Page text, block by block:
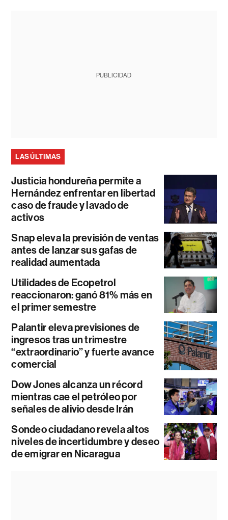
PUBLICIDAD
LAS ÚLTIMAS
Justicia hondureña permite a
Hernández enfrentar en libertad
caso de fraude y lavado de
activos
Snap eleva la previsión de ventas
antes de lanzar sus gafas de
realidad aumentada
Utilidades de Ecopetrol
reaccionaron: ganó 81% más en
el primer semestre
Palantir eleva previsiones de
ingresos tras un trimestre
“extraordinario” y fuerte avance
comercial
Dow Jones alcanza un récord
mientras cae el petróleo por
señales de alivio desde Irán
Sondeo ciudadano revela altos
niveles de incertidumbre y deseo
de emigrar en Nicaragua